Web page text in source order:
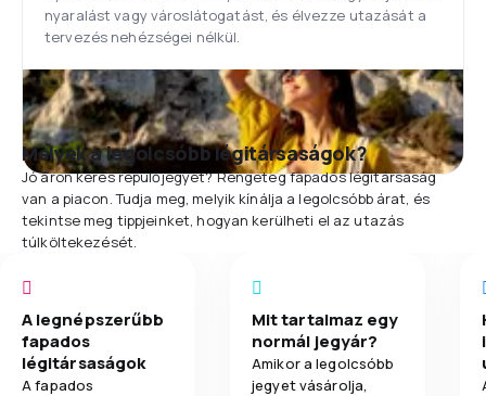
nyaralást vagy városlátogatást, és élvezze utazását a
tervezés nehézségei nélkül.
Melyek a legolcsóbb légitársaságok?
Jó áron keres repülőjegyet? Rengeteg fapados légitársaság
van a piacon. Tudja meg, melyik kínálja a legolcsóbb árat, és
tekintse meg tippjeinket, hogyan kerülheti el az utazás
túlköltekezését.
A legnépszerűbb
fapados
légitársaságok
A fapados
Mit tartalmaz egy
normál jegyár?
Amikor a legolcsóbb
jegyet vásárolja,